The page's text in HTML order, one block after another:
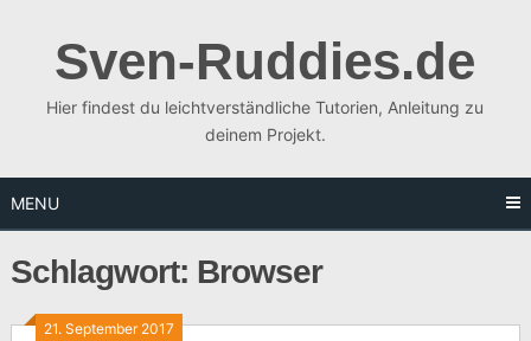
contentSven-Ruddies.de
Hier findest du leichtverständliche Tutorien, Anleitung zu
deinem Projekt.
MENU
Schlagwort: Browser
21. September 2017